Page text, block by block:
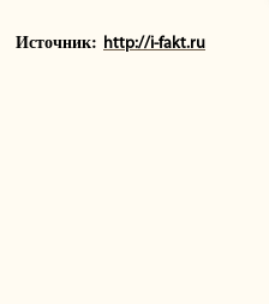
Источник: http://i-fakt.ru